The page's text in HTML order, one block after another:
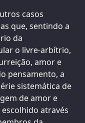
casos
que, sentindo a
da
o livre-arbítrio,
amor e
pensamento, a
sistemática de
de amor e
através